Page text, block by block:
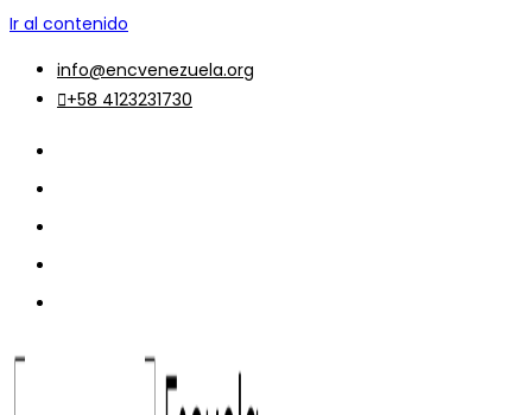
Ir al contenido
info@encvenezuela.org
+58 4123231730